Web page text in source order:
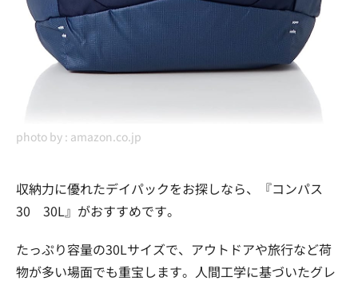
photo by : amazon.co.jp
収納力に優れたデイパックをお探しなら、『コンパス
30 30L』がおすすめです。
たっぷり容量の30Lサイズで、アウトドアや旅行など荷
物が多い場面でも重宝します。人間工学に基づいたグレ